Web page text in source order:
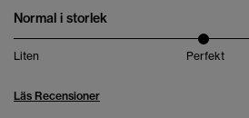
Normal i storlek
Liten Perfekt
Läs Recensioner